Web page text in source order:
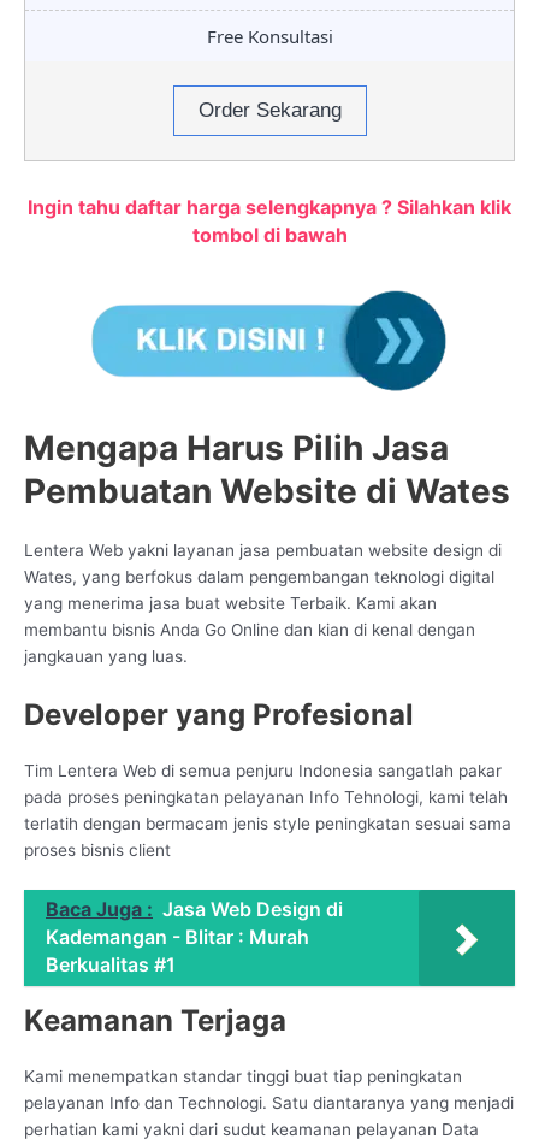
Free Konsultasi
Order Sekarang
Ingin tahu daftar harga selengkapnya ? Silahkan klik
tombol di bawah
Mengapa Harus Pilih Jasa
Pembuatan Website di Wates
Lentera Web yakni layanan jasa pembuatan website design di
Wates, yang berfokus dalam pengembangan teknologi digital
yang menerima jasa buat website Terbaik. Kami akan
membantu bisnis Anda Go Online dan kian di kenal dengan
jangkauan yang luas.
Developer yang Profesional
Tim Lentera Web di semua penjuru Indonesia sangatlah pakar
pada proses peningkatan pelayanan Info Tehnologi, kami telah
terlatih dengan bermacam jenis style peningkatan sesuai sama
proses bisnis client
Baca Juga : Jasa Web Design di
Kademangan - Blitar : Murah
Berkualitas #1
Keamanan Terjaga
Kami menempatkan standar tinggi buat tiap peningkatan
pelayanan Info dan Technologi. Satu diantaranya yang menjadi
perhatian kami yakni dari sudut keamanan pelayanan Data